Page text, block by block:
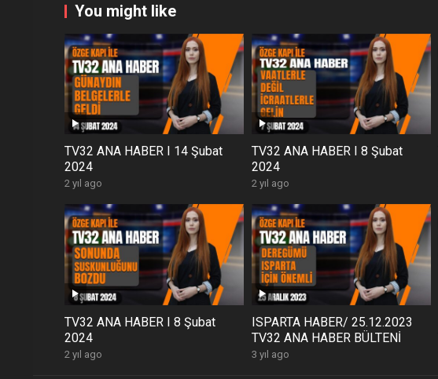
You might like
TV32 ANA HABER I 14 Şubat
2024
2 yıl ago
TV32 ANA HABER I 8 Şubat
2024
2 yıl ago
TV32 ANA HABER I 8 Şubat
2024
2 yıl ago
ISPARTA HABER/ 25.12.2023
TV32 ANA HABER BÜLTENİ
3 yıl ago